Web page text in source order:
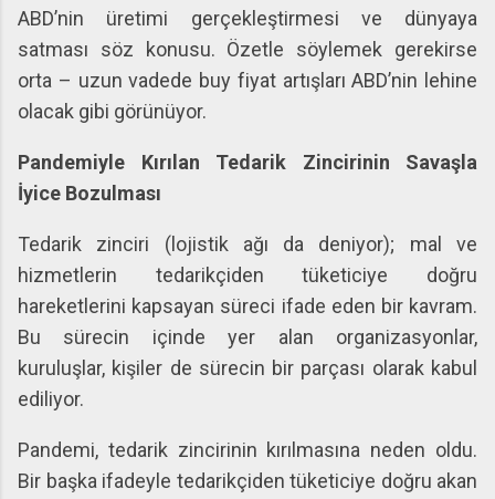
ABD’nin üretimi gerçekleştirmesi ve dünyaya
satması söz konusu. Özetle söylemek gerekirse
orta – uzun vadede buy fiyat artışları ABD’nin lehine
olacak gibi görünüyor.
Pandemiyle Kırılan Tedarik Zincirinin Savaşla
İyice Bozulması
Tedarik zinciri (lojistik ağı da deniyor); mal ve
hizmetlerin tedarikçiden tüketiciye doğru
hareketlerini kapsayan süreci ifade eden bir kavram.
Bu sürecin içinde yer alan organizasyonlar,
kuruluşlar, kişiler de sürecin bir parçası olarak kabul
ediliyor.
Pandemi, tedarik zincirinin kırılmasına neden oldu.
Bir başka ifadeyle tedarikçiden tüketiciye doğru akan